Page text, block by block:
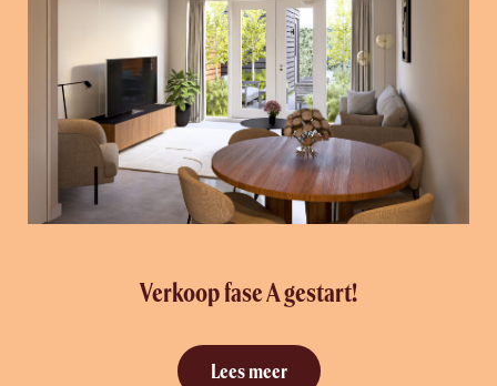
Verkoop fase A gestart!
Lees meer